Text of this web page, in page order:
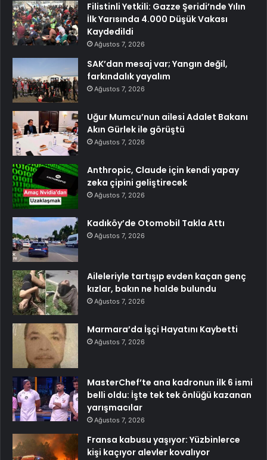
Filistinli Yetkili: Gazze Şeridi’nde Yılın
İlk Yarısında 4.000 Düşük Vakası
Kaydedildi
Ağustos 7, 2026
SAK’dan mesaj var; Yangın değil,
farkındalık yayalım
Ağustos 7, 2026
Uğur Mumcu’nun ailesi Adalet Bakanı
Akın Gürlek ile görüştü
Ağustos 7, 2026
Anthropic, Claude için kendi yapay
zeka çipini geliştirecek
Ağustos 7, 2026
Kadıköy’de Otomobil Takla Attı
Ağustos 7, 2026
Aileleriyle tartışıp evden kaçan genç
kızlar, bakın ne halde bulundu
Ağustos 7, 2026
Marmara’da İşçi Hayatını Kaybetti
Ağustos 7, 2026
MasterChef’te ana kadronun ilk 6 ismi
belli oldu: İşte tek tek önlüğü kazanan
yarışmacılar
Ağustos 7, 2026
Fransa kabusu yaşıyor: Yüzbinlerce
kişi kaçıyor alevler kovalıyor